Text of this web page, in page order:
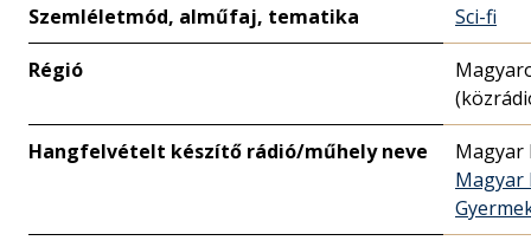
Szemléletmód, alműfaj, tematika Sci-fi
Régió
Hangfelvételt készítő rádió/műhely neve
Magyar
Magyar